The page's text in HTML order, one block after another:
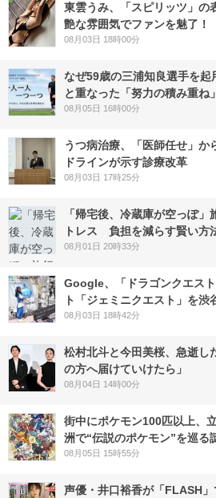
東雲うみ、「スピリッツ」の
艶な雰囲気でファンを魅了！
08月03日 18時00分
なぜ59歳の三浦知良選手を
と重なった「努力の積み重ね」
08月05日 16時00分
うつ病治療、「医師任せ」
ドラインが示す診療改革
08月03日 17時25分
「帰宅後、冷蔵庫が空っぽ
トレス 負担を減らす賢い方
08月01日 20時33分
Google、「ドラゴンクエス
ト「ジェミニクエスト」を渋
08月03日 18時42分
松村北斗と今田美桜、急逝し
の方へ届けていけたら」
08月04日 14時00分
街中にポケモン100匹以上、
洲で“伝説のポケモン”を巡る
08月05日 15時55分
声優・井口裕香が「FLASH」